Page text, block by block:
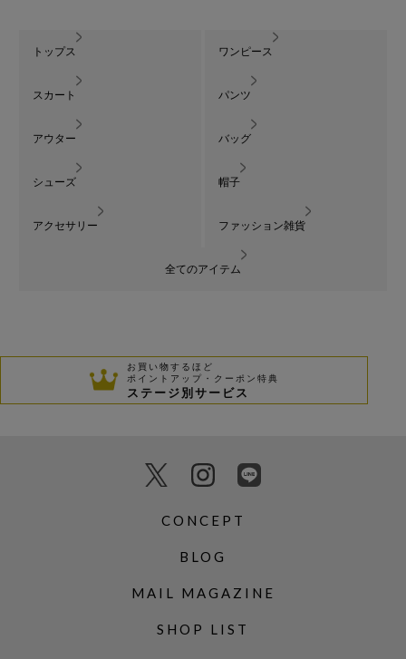
トップス ワンピース
スカート パンツ
アウター バッグ
シューズ 帽子
アクセサリー ファッション雑貨
全てのアイテム
お買い物するほど
ポイントアップ・クーポン特典
ステージ別サービス
CONCEPT
BLOG
MAIL MAGAZINE
SHOP LIST